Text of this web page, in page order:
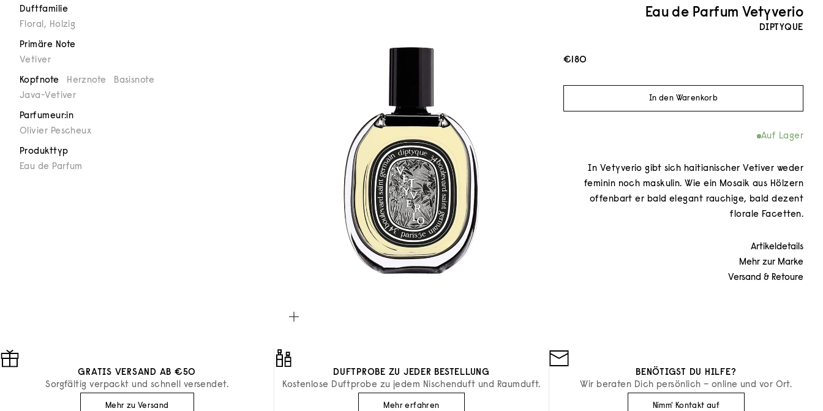
Duftfamilie
Floral, Holzig
Primäre Note
Vetiver
Kopfnote Herznote
Basisnote
Java-Vetiver
Parfumeur:in
Olivier Pescheux
Produkttyp
Eau de Parfum
Eau de Parfum Vetyverio
DIPTYQUE
Angebot
€180
In den Warenkorb
Auf Lager
In Vetyverio gibt sich haitianischer Vetiver weder
feminin noch maskulin. Wie ein Mosaik aus Hölzern
offenbart er bald elegant rauchige, bald dezent
florale Facetten.
Artikeldetails
Mehr zur Marke
Versand & Retoure
GRATIS VERSAND AB €50
Sorgfältig verpackt und schnell versendet.
Mehr zu Versand
DUFTPROBE ZU JEDER BESTELLUNG
Kostenlose Duftprobe zu jedem Nischenduft und Raumduft.
Mehr erfahren
BENÖTIGST DU HILFE?
Wir beraten Dich persönlich – online und vor Ort.
Nimm' Kontakt auf